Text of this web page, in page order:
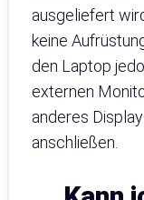
ausgeliefert
keine
den Laptop
externen
anderes
anschließen.